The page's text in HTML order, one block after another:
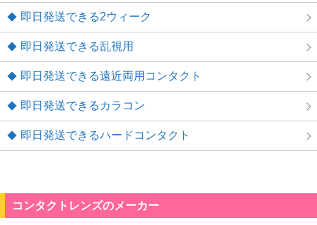
即日発送できる2ウィーク
即日発送できる乱視用
即日発送できる遠近両用コンタクト
即日発送できるカラコン
即日発送できるハードコンタクト
コンタクトレンズのメーカー